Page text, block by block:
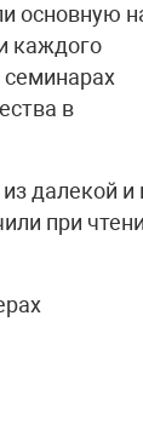
основную
каждого
семинарах
в
далекой и
при